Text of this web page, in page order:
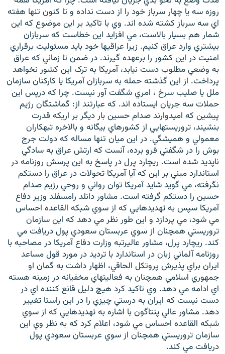
روزه سه يا چهار سرباز خود را از دست نداده و تا کنون تنها هفته
اي سه سرباز کشته شده اند. وي با تاکيد بر اين موضوع که اين
شمار هم بسيار بالاست، مي افزايد اين خطاست که سربازان
بيشتري وارد عراق کنيم. زيرا عراقيها خود بايد مسئوليت برقراري
امنيت در اين کشور را برعهده گيرند. در ضمن تا زماني که عراق
به وضعي مطلوب دست نيابد، آمريکا به ترک اين کشور نخواهد
پرداخت. از اين گذشته حمله به سربازان آمريکا يا کارکنان سازمان
ملل يا صليب سرخ ، امري شگفت آور نيست. چرا که درپس اين
حملات سه جريان ايستاده اند. که عبارتند از: گماشتگان رژيم
پيشين که اميدوارند صدام حسين بار ديگر بر اريکه قدرت
بنشيند، تروريستهايي از کشورهاي بيگانه و بالاخره تبهکاران
معمولي و هميشگي. در اين ميان تنها مساله که دولت جرج
بوش را در شگفتي فرو برده، آنست که ارتش عراق به سادگي
ناپديد شده است. ريچارد پرل در پاسخ به اين پرسش روزنامه در
استاندارد مبني بر اين که آيا آمريکا تحولات در عراق را دستکم
نگرفته، مي گويد شايد آمريکا توان رواني و روحي رژيم صدام
حسين را دستکم گرفته است. مشاور دانلد رامسفلد وزير دفاع
آمريکا سپس به تهديدهايي که از سوي شبکه القاعده احساس
مي شود، مي پردازد و اين طور نظر مي دهد که اين سازمان
تروريستي همچنان از سوي عربستان سعودي پول دريافت مي
کند. ريچارد پرل، مشاور عاليرتبه وزارت دفاع آمريکا در مصاحبه با
روزنامه آلماني زبان در استاندارد با ترديد در مورد قول مساعد
ايران براي پذيرش پروتکل الحاقي، اظهار داشت به گمان او
جمهوري اسلامي همچنان به فعاليتهاي مخفيانه در زمينه هسته
اي ادامه مي دهد. وي تاکيد کرد هيچ دليل قانع کننده اي در
دست نيست که ايران به درستي چيزي را در اين راستا تغيير
دهد. مشاور عالي پنتاگون با اشاره به تهديدهايي که از سوي
شبکه القاعده احساس مي شود، اعلام کرد که به نظر وي اين
سازمان تروريستي همچنان از سوي عربستان سعودي پول
دريافت مي کند.